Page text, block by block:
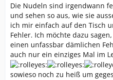
Die Nudeln sind irgendwann
und sehen so aus, wie sie
ich mir einfach auf den Tisch
Fehler. Ich möchte dazu
einen unfassbar dämlichen
auch nur ein einziges Mal im
sowieso noch zu heiß um